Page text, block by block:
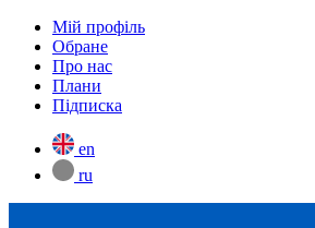
Мій профіль
Обране
Про нас
Плани
Підписка
en
ru